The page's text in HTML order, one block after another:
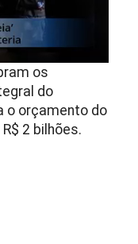
os
do
o orçamento do
2 bilhões.